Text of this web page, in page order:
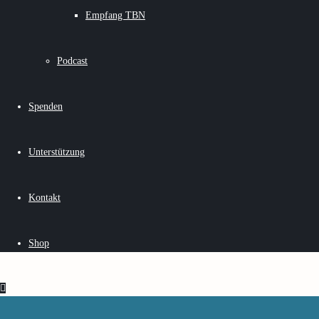
Empfang TBN
Podcast
Spenden
Unterstützung
Kontakt
Shop